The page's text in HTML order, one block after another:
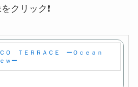
クリック❗️
Ｏ ＴＥＲＲＡＣＥ ーＯｃｅａｎ
ｗー